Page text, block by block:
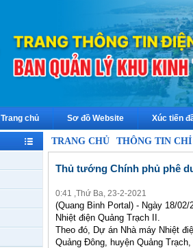
Trang chủ Sơ đồ Website Xúc tiến
TRANG CHỦ THÔNG TIN
Thủ tướng Chính phủ phê
0:41 ,Thứ Ba, 23-2-2021
(Quang Binh Portal) - Ngày 18/
Nhiệt điện Quảng Trạch II.
Theo đó, Dự án Nhà máy Nhiệt
Quảng Đông, huyện Quảng